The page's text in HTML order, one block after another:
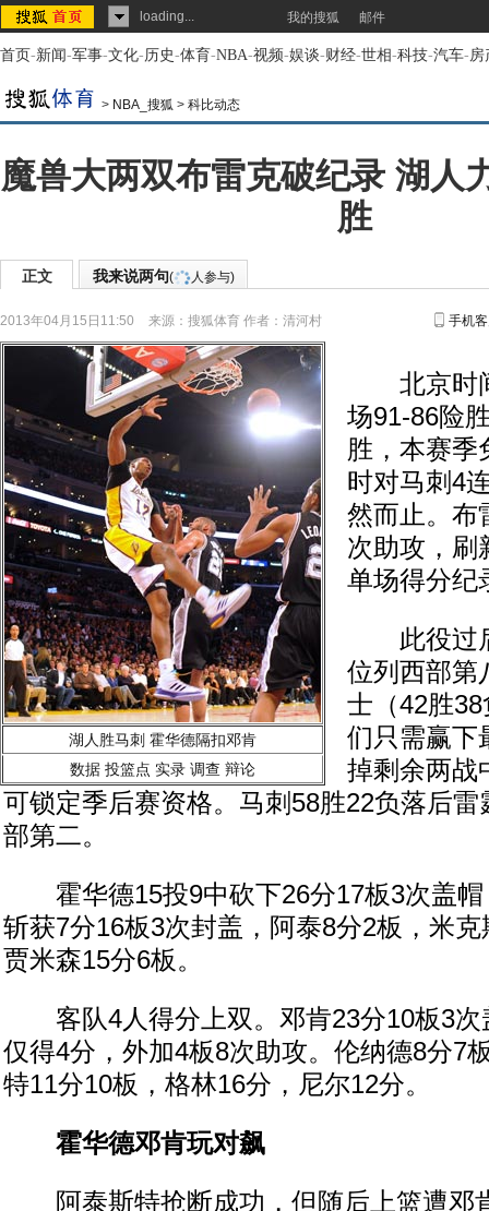
loading... 我的搜狐 邮件
首页-新闻-军事-文化-历史-体育-NBA-视频-娱谈-财经-世相-科技-汽车-房
> NBA_搜狐 > 科比动态
魔兽大两双布雷克破纪录 湖人
胜
正文 我来说两句( 人参与)
2013年04月15日11:50 来源： 搜狐体育 作者：清河村 手机
湖人胜马刺 霍华德隔扣邓肯
数据 投篮点 实录 调查 辩论
北京时间
场91-86险
胜，本赛季
时对马刺4
然而止。布
次助攻，刷
单场得分纪
此役过后
位列西部第
士（42胜
们只需赢下
掉剩余两战
可锁定季后赛资格。马刺58胜22负落后
部第二。
霍华德15投9中砍下26分17板3次盖帽
斩获7分16板3次封盖，阿泰8分2板，米
贾米森15分6板。
客队4人得分上双。邓肯23分10板3次
仅得4分，外加4板8次助攻。伦纳德8分7
特11分10板，格林16分，尼尔12分。
霍华德邓肯玩对飙
阿泰斯特抢断成功，但随后上篮遭邓